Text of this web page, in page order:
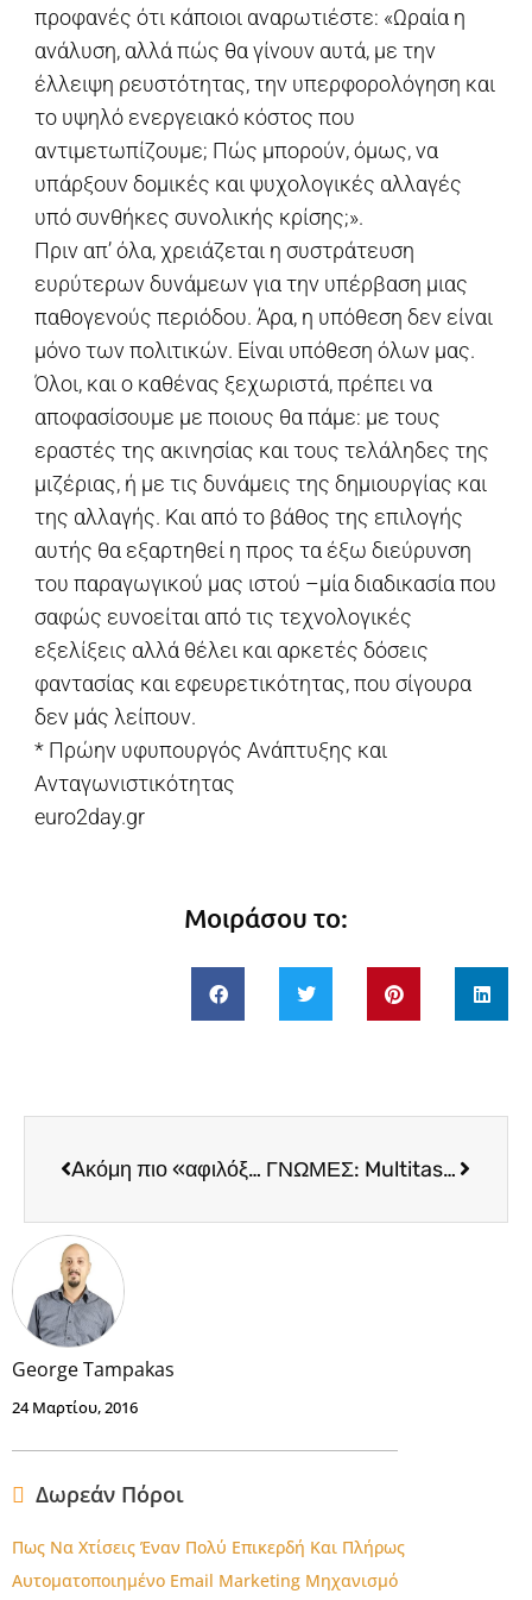
George Tampakas
24 Μαρτίου, 2016
Δωρεάν Πόροι
Πως Να Χτίσεις Έναν Πολύ Επικερδή Και Πλήρως
Αυτοματοποιημένο Email Marketing Μηχανισμό
προφανές ότι κάποιοι αναρωτιέστε: «Ωραία η
ανάλυση, αλλά πώς θα γίνουν αυτά, με την
έλλειψη ρευστότητας, την υπερφορολόγηση και
το υψηλό ενεργειακό κόστος που
αντιμετωπίζουμε; Πώς μπορούν, όμως, να
υπάρξουν δομικές και ψυχολογικές αλλαγές
υπό συνθήκες συνολικής κρίσης;».
Πριν απ’ όλα, χρειάζεται η συστράτευση
ευρύτερων δυνάμεων για την υπέρβαση μιας
παθογενούς περιόδου. Άρα, η υπόθεση δεν είναι
μόνο των πολιτικών. Είναι υπόθεση όλων μας.
Όλοι, και ο καθένας ξεχωριστά, πρέπει να
αποφασίσουμε με ποιους θα πάμε: με τους
εραστές της ακινησίας και τους τελάληδες της
μιζέριας, ή με τις δυνάμεις της δημιουργίας και
της αλλαγής. Και από το βάθος της επιλογής
αυτής θα εξαρτηθεί η προς τα έξω διεύρυνση
του παραγωγικού μας ιστού –μία διαδικασία που
σαφώς ευνοείται από τις τεχνολογικές
εξελίξεις αλλά θέλει και αρκετές δόσεις
φαντασίας και εφευρετικότητας, που σίγουρα
δεν μάς λείπουν.
* Πρώην υφυπουργός Ανάπτυξης και
Ανταγωνιστικότητας
euro2day.gr
Μοιράσου το:
Aκόμη πιο «αφιλόξενη» η Ελλάδα για τις επιχειρήσεις ΓΝΩΜΕΣ: Multitasking. Ο Μύθος